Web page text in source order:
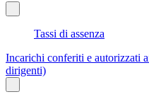
Tassi di assenza
Incarichi conferiti e autorizzati
dirigenti)